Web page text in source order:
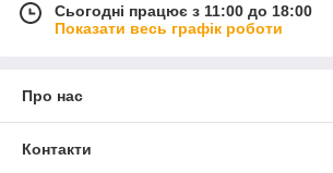
Сьогодні працює з 11:00 до 18:00
Показати весь графік роботи
Про нас
Контакти